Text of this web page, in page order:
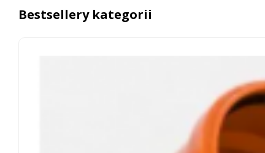
Bestsellery kategorii